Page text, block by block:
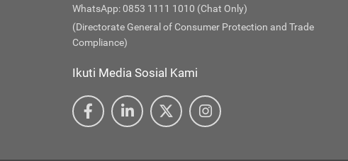
WhatsApp: 0853 1111 1010 (Chat Only)
(Directorate General of Consumer Protection and Trade
Compliance)
Ikuti Media Sosial Kami